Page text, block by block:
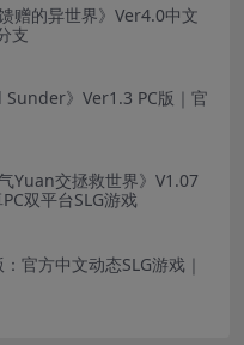
赠的异世界》Ver4.0中文
支
Sunder》Ver1.3 PC版｜官
Yuan交拯救世界》V1.07
双平台SLG游戏
官方中文动态SLG游戏｜